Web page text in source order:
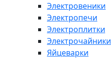
Электровеники
Электропечи
Электроплитки
Электрочайники
Яйцеварки